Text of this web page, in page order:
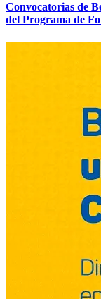
Convocatorias de
del Programa de